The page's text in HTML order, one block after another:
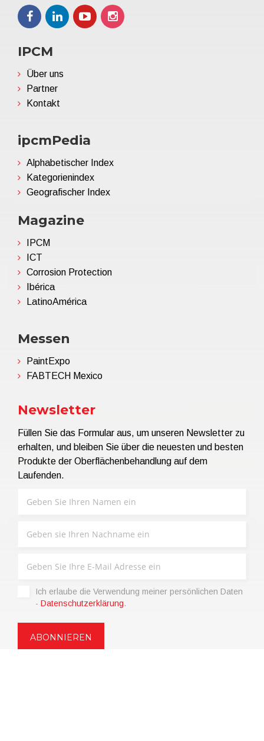
IPCM
Über uns
Partner
Kontakt
ipcmPedia
Alphabetischer Index
Kategorienindex
Geografischer Index
Magazine
IPCM
ICT
Corrosion Protection
Ibérica
LatinoAmérica
Messen
PaintExpo
FABTECH Mexico
Newsletter
Füllen Sie das Formular aus, um unseren Newsletter zu
erhalten, und bleiben Sie über die neuesten und besten
Produkte der Oberflächenbehandlung auf dem
Laufenden.
Ich erlaube die Verwendung meiner persönlichen Daten
- Datenschutzerklärung.